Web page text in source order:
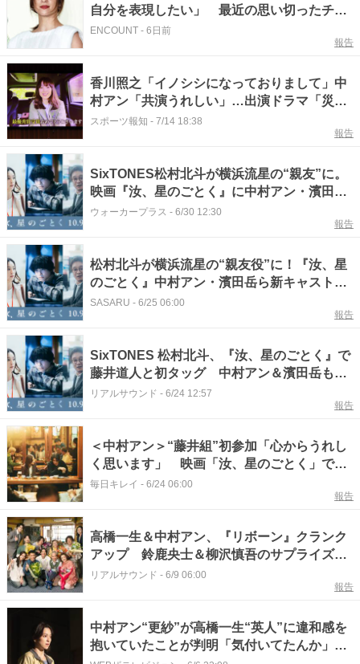
自分を表現したい」 最近の思い切ったチャ
レンジ明かす
ENCOUNT - 6日前
報告
香川照之「イノシシになっておりまして」中
村アン「共演うれしい」…出演ドラマ「災」
がＡＴＰ賞ドラマ部門最優秀賞
スポーツ報知 - 7/14 18:38
報告
SixTONES松村北斗が横浜流星の“親友”に。
映画『汝、星のごとく』に中村アン・濱田岳
も出演
ウォーカープラス - 6/30 12:30
報告
松村北斗が横浜流星の“親友役”に！『汝、星
のごとく』中村アン・濱田岳ら新キャスト解
禁
SASARU - 6/25 06:00
報告
SixTONES 松村北斗、『汝、星のごとく』で
藤井道人と初タッグ 中村アン＆濱田岳も出
演
リアルサウンド - 6/24 12:57
報告
＜中村アン＞“藤井組”初参加「心からうれし
く思います」 映画「汝、星のごとく」で文
芸編集者役
毎日キレイ - 6/24 06:00
報告
高橋一生＆中村アン、『リボーン』クランク
アップ 鈴鹿央士＆柳沢慎吾のサプライズ登
場も
リアルサウンド - 6/9 06:00
報告
中村アン“更紗”が高橋一生“英人”に違和感を
抱いていたことが判明「気付いてたんか」の